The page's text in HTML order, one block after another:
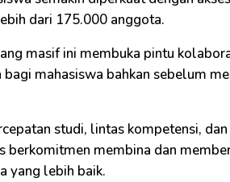
dari 175.000 anggota.
masif ini membuka pintu
bagi mahasiswa bahkan sebelum
studi, lintas kompetensi,
berkomitmen membina dan
yang lebih baik.